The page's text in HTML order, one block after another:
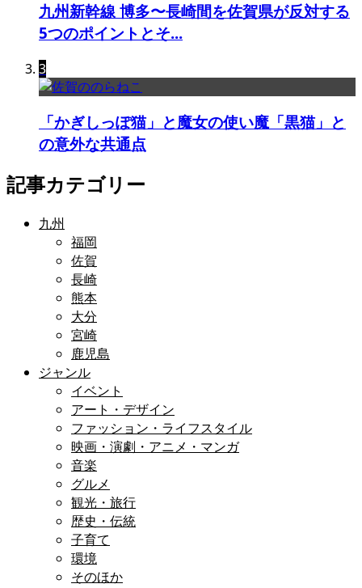
九州新幹線 博多〜長崎間を佐賀県が反対する
5つのポイントとそ...
3
「かぎしっぽ猫」と魔女の使い魔「黒猫」と
の意外な共通点
記事カテゴリー
九州
福岡
佐賀
長崎
熊本
大分
宮崎
鹿児島
ジャンル
イベント
アート・デザイン
ファッション・ライフスタイル
映画・演劇・アニメ・マンガ
音楽
グルメ
観光・旅行
歴史・伝統
子育て
環境
そのほか